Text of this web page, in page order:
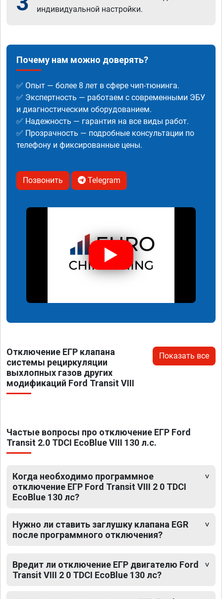
индивидуальной настройки.
Почему нам можно доверять?
✅ Опыт — более 8 лет в сфере чип-тюнинга.
✅ Экспертность — работаем с современными ЭБУ
и диагностическим оборудованием.
✅ Надежность — гарантия на все виды работ.
✅ Прозрачность — подробные консультации по
телефону и фиксированные цены.
Позвонить Telegram
Отключение ЕГР клапана
системы рециркуляции
выхлопных газов других
модификаций Ford Transit VIII
Показать все
Частые вопросы про отключение ЕГР Ford
Transit 2.0 TDCI EcoBlue VIII 130 л.с.
Когда необходимо программное
отключение ЕГР Ford Transit VIII 2 0 TDCI
EcoBlue 130 лс?
Нужно ли ставить заглушку клапана EGR
после программного отключения?
Вредит ли отключение ЕГР двигателю Ford
Transit VIII 2 0 TDCI EcoBlue 130 лс?